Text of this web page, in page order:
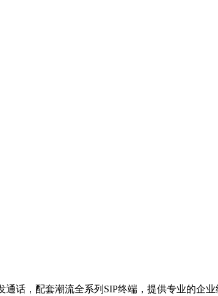
话，配套潮流全系列SIP终端，提供专业的企业